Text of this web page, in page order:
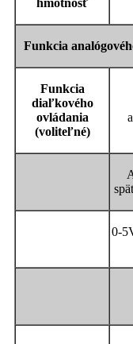
hmotnosť
Funkcia
Funkcia
diaľkového
ovládania
(voliteľné)
0-